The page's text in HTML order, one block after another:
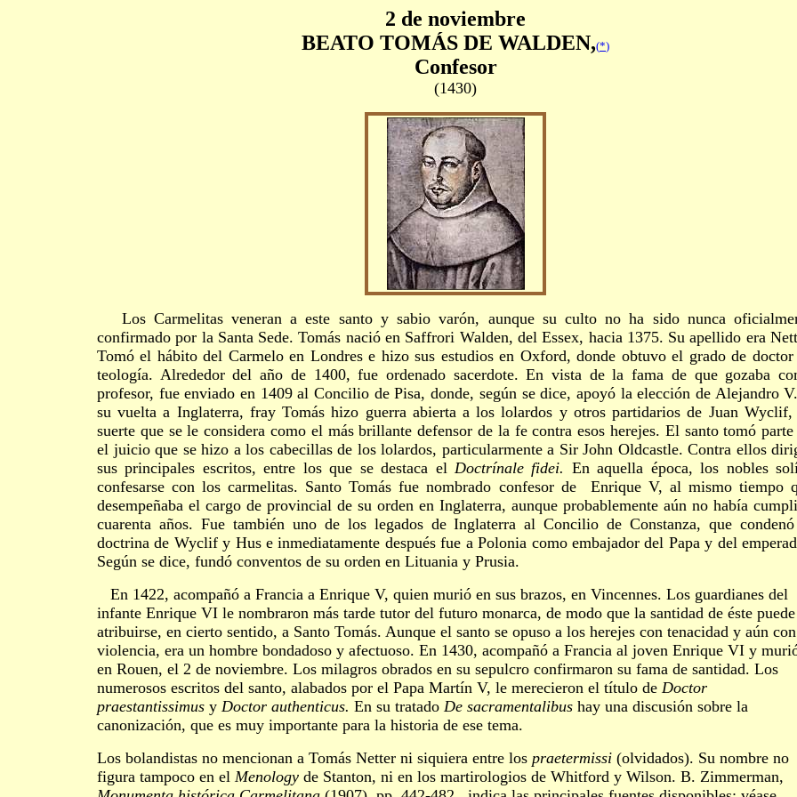
2 de noviembre
BEATO TOMÁS DE WALDEN,(*)
Confesor
(1430)
Los Carmelitas veneran a este santo y sabio varón, aunque su culto no ha sido nunca
confirmado por la Santa Sede. Tomás nació en Saffrori Walden, del Essex, hacia 1375. Su apellido era
Tomó el hábito del Carmelo en Londres e hizo sus estudios en Oxford, donde obtuvo el grado de doctor
teología. Alrededor del año de 1400, fue ordenado sacerdote. En vista de la fama de que gozaba
profesor, fue enviado en 1409 al Concilio de Pisa, donde, según se dice, apoyó la elección de Alejandro
su vuelta a Inglaterra, fray Tomás hizo guerra abierta a los lolardos y otros partidarios de Juan Wyclif,
suerte que se le considera como el más brillante defensor de la fe contra esos herejes. El santo tomó parte
el juicio que se hizo a los cabecillas de los lolardos, particularmente a Sir John Oldcastle. Contra ellos
sus principales escritos, entre los que se destaca el Doctrínale fidei. En aquella época, los nobles
confesarse con los carmelitas. Santo Tomás fue nombrado confesor de Enrique V, al mismo tiempo
desempeñaba el cargo de provincial de su orden en Inglaterra, aunque probablemente aún no había
cuarenta años. Fue también uno de los legados de Inglaterra al Concilio de Constanza, que
doctrina de Wyclif y Hus e inmediatamente después fue a Polonia como embajador del Papa y del
Según se dice, fundó conventos de su orden en Lituania y Prusia.
En 1422, acompañó a Francia a Enrique V, quien murió en sus brazos, en Vincennes. Los guardianes del
infante Enrique VI le nombraron más tarde tutor del futuro monarca, de modo que la santidad de éste puede
atribuirse, en cierto sentido, a Santo Tomás. Aunque el santo se opuso a los herejes con tenacidad y aún con
violencia, era un hombre bondadoso y afectuoso. En 1430, acompañó a Francia al joven Enrique VI y
en Rouen, el 2 de noviembre. Los milagros obrados en su sepulcro confirmaron su fama de santidad. Los
numerosos escritos del santo, alabados por el Papa Martín V, le merecieron el título de Doctor
praestantissimus y Doctor authenticus. En su tratado De sacramentalibus hay una discusión sobre la
canonización, que es muy importante para la historia de ese tema.
Los bolandistas no mencionan a Tomás Netter ni siquiera entre los praetermissi (olvidados). Su nombre no
figura tampoco en el Menology de Stanton, ni en los martirologios de Whitford y Wilson. B. Zimmerman,